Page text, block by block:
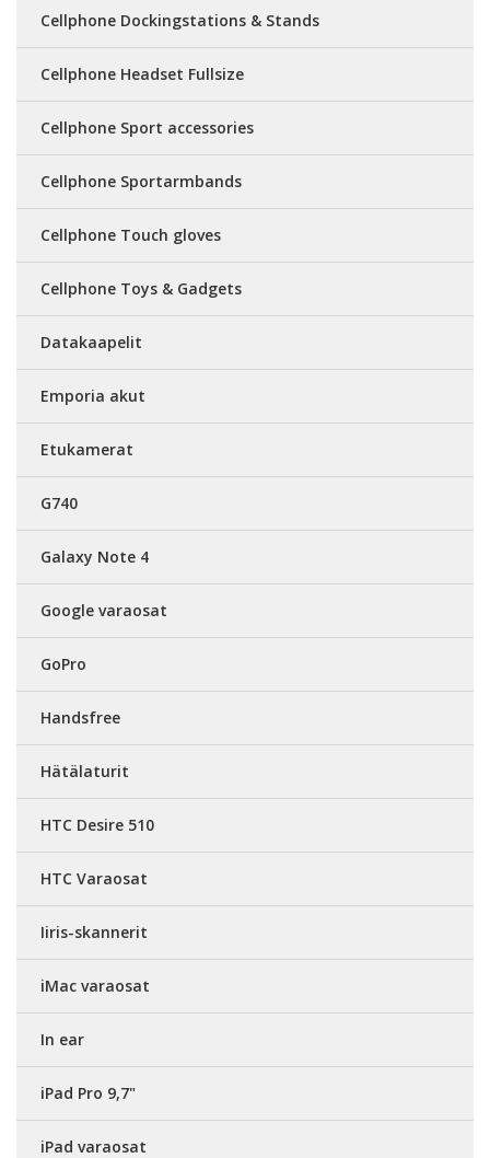
Cellphone Dockingstations & Stands
Cellphone Headset Fullsize
Cellphone Sport accessories
Cellphone Sportarmbands
Cellphone Touch gloves
Cellphone Toys & Gadgets
Datakaapelit
Emporia akut
Etukamerat
G740
Galaxy Note 4
Google varaosat
GoPro
Handsfree
Hätälaturit
HTC Desire 510
HTC Varaosat
Iiris-skannerit
iMac varaosat
In ear
iPad Pro 9,7"
iPad varaosat